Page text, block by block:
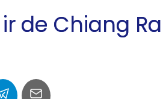
de Chiang